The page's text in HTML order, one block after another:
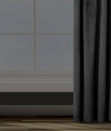
Cena nie